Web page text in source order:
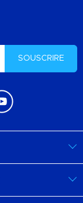
SOUSCRIRE